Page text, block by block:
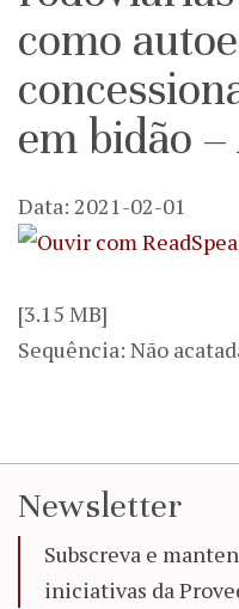
como
em bidão –
Data: 2021-02-01
[3.15 MB]
Sequência: Não
Newsletter
Subscreva e
iniciativas da